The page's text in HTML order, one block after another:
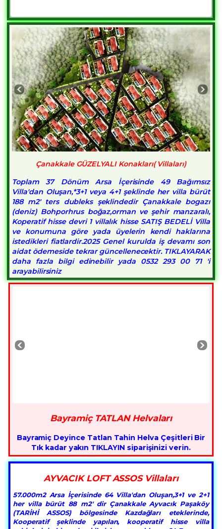
Çanakkale GÜZELYALI Konakları( Villaları)
Toplam 37 Dönüm Arsa İçerisinde 49 Bağımsız
Villa'dan Oluşan,*3+1 veya 4+1 şeklinde her villa bürüt
188 m2' ters dubleks şeklindedir Çanakkale bogazı
(deniz) Bohporhrus boğaz,orman ve şehir manzaralı,
Koperatif hisse devri 1 villalık hisse SATIŞ BEDELİ Villa
ve konumuna göre yada üyelerin kendi haklarına
istedikleri fiatlardir.2025 Genel kurulda iş devamı son
aidat ödemeside tekrar güncellenecektir. TIKLAYARAK
daha fazla bilgi edinebilir yada 0532 293 00 71 'i
arayabilirsiniz
Bayramiç TATLAN Helvaları
Bayramiç Deyince Tatlan Tahin Helva Çeşitleri Bir
Tık kadar yakın TIKLAYIN siparişinizi verin.
AYVACIK LOFT ASSOS Villaları
57.000m2 Arsa İçerisinde 64 Villa'dan Oluşan,3+1 ve 2+1
her villa bürüt 88 m2' dir Çanakkale Ayvacık Paşaköy
(TARİHİ ASSOS) bölgesinde Kazdağları eteklerinde,
Kooperatif şeklinde yapılan, kooperatif hisse villa